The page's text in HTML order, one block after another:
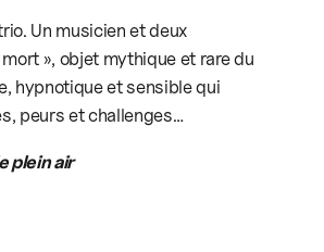
Un musicien et deux
», objet mythique et rare du
hypnotique et sensible qui
peurs et challenges…
plein air